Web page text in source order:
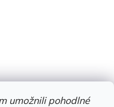
umožnili pohodlné